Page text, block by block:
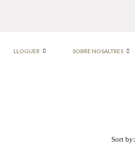
LLOGUER SOBRE NOSALTRES
Sort by: